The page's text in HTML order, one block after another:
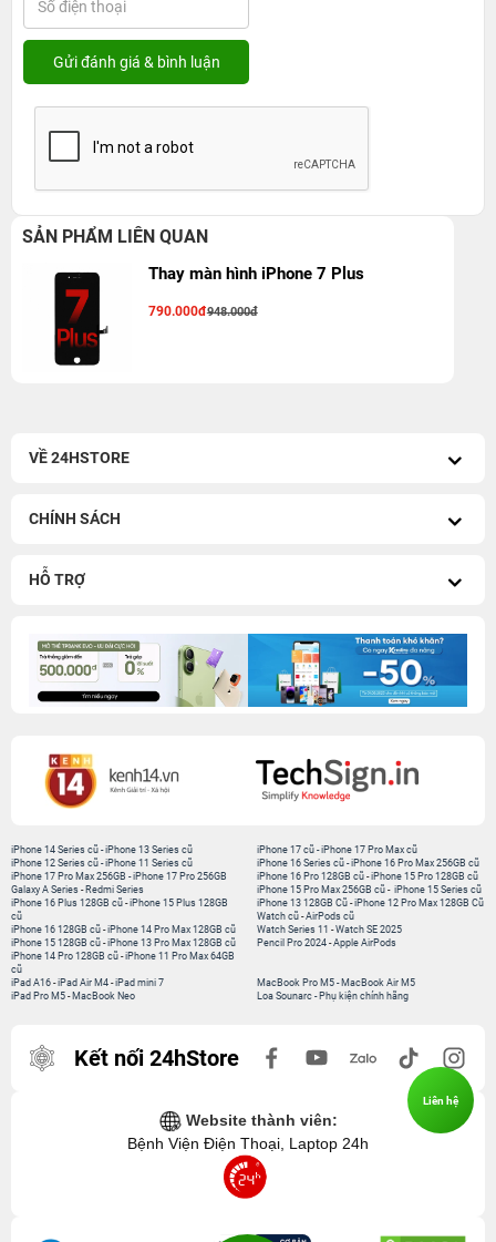
SẢN PHẨM LIÊN QUAN
Thay màn hình iPhone 7 Plus
790.000đ948.000đ
VỀ 24HSTORE
CHÍNH SÁCH
HỖ TRỢ
iPhone 14 Series cũ -iPhone 13 Series cũ
iPhone 12 Series cũ -iPhone 11 Series cũ
iPhone 17 Pro Max 256GB -iPhone 17 Pro 256GB
Galaxy A Series - Redmi Series
iPhone 17 cũ-iPhone 17 Pro Max cũ
iPhone 16 Series cũ- iPhone 16 Pro Max 256GB cũ
iPhone 16 Pro 128GB cũ-iPhone 15 Pro 128GB cũ
iPhone 15 Pro Max 256GB cũ- iPhone 15 Series cũ
iPhone 16 Plus 128GB cũ -iPhone 15 Plus 128GB
cũ
iPhone 16 128GB cũ -iPhone 14 Pro Max 128GB cũ
iPhone 15 128GB cũ -iPhone 13 Pro Max 128GB cũ
iPhone 14 Pro 128GB cũ -iPhone 11 Pro Max 64GB
cũ
iPhone 13 128GB Cũ-iPhone 12 Pro Max 128GB Cũ
Watch cũ-AirPods cũ
Watch Series 11 -Watch SE 2025
Pencil Pro 2024-Apple AirPods
iPad A16 -iPad Air M4 -iPad mini 7
iPad Pro M5 - MacBook Neo
MacBook Pro M5- MacBook Air M5
Loa Sounarc- Phụ kiện chính hãng
Kết nối 24hStore
Website thành viên:
Bệnh Viện Điện Thoại, Laptop 24h
Liên hệ